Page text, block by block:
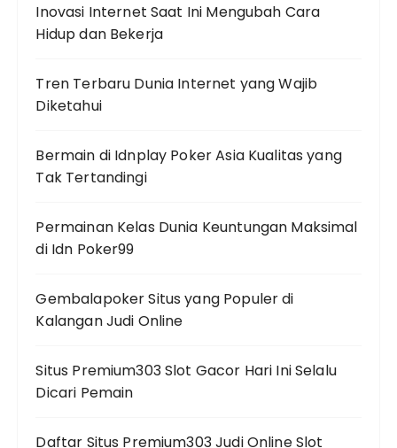
Inovasi Internet Saat Ini Mengubah Cara
Hidup dan Bekerja
Tren Terbaru Dunia Internet yang Wajib
Diketahui
Bermain di Idnplay Poker Asia Kualitas yang
Tak Tertandingi
Permainan Kelas Dunia Keuntungan Maksimal
di Idn Poker99
Gembalapoker Situs yang Populer di
Kalangan Judi Online
Situs Premium303 Slot Gacor Hari Ini Selalu
Dicari Pemain
Daftar Situs Premium303 Judi Online Slot